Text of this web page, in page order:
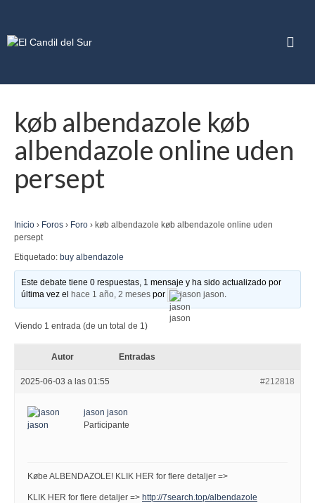
køb albendazole køb
albendazole online uden
persept
Inicio › Foros › Foro › køb albendazole køb albendazole online uden
persept
Etiquetado: buy albendazole
Este debate tiene 0 respuestas, 1 mensaje y ha sido actualizado por
última vez el
hace 1 año, 2 meses por jason jason.
Viendo 1 entrada (de un total de 1)
Autor Entradas
2025-06-03 a las 01:55 #212818
jason jason
Participante
Købe ALBENDAZOLE! KLIK HER for flere detaljer =>
KLIK HER for flere detaljer => http://7search.top/albendazole